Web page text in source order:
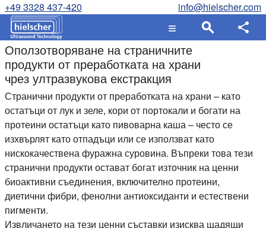
+49 3328 437-420 info@hielscher.com
Оползотворяване на страничните
продукти от преработката на храни
чрез ултразвукова екстракция
Странични продукти от преработката на храни – като
остатъци от лук и зеле, кори от портокали и богати на
протеини остатъци като пивоварна каша – често се
изхвърлят като отпадъци или се използват като
нискокачествена фуражна суровина. Въпреки това тези
странични продукти остават богат източник на ценни
биоактивни съединения, включително протеини,
диетични фибри, фенолни антиоксиданти и естествени
пигменти.
Извличането на тези ценни съставки изисква щадящи